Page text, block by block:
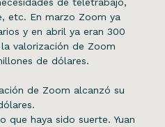
etc. En marzo Zoom ya
y en abril ya eran 300
valorización de Zoom
de dólares.
de Zoom alcanzó su
que haya sido suerte. Yuan